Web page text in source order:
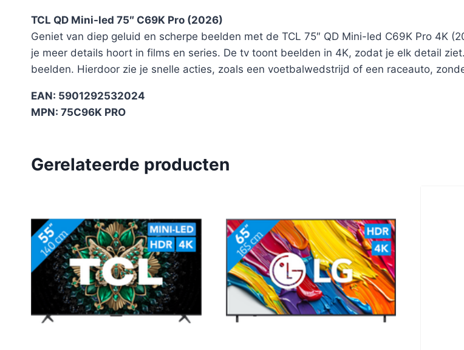
TCL QD Mini-led 75″ C69K Pro (2026)
Geniet van diep geluid en scherpe beelden met de TCL 75″ QD Mini-led C69K Pro 4K
je meer details hoort in films en series. De tv toont beelden in 4K, zodat je elk detail
beelden. Hierdoor zie je snelle acties, zoals een voetbalwedstrijd of een raceauto,
EAN: 5901292532024
MPN: 75C96K PRO
Gerelateerde producten